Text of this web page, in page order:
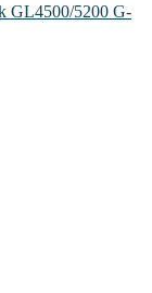
GL4500/5200 G-